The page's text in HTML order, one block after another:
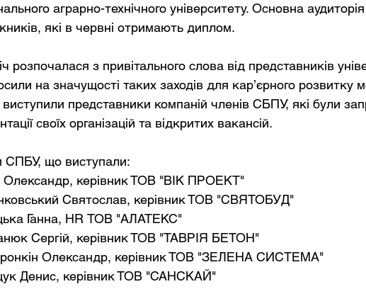
аграрно-технічного університету. Основна
які в червні отримають диплом.
розпочалася з привітального слова від представників
на значущості таких заходів для кар’єрного розвитку
виступили представники компаній членів СБПУ, які були
своїх організацій та відкритих вакансій.
СПБУ, що виступали:
керівник ТОВ "ВІК ПРОЕКТ"
Святослав, керівник ТОВ "СВЯТОБУД"
Ганна, HR ТОВ "АЛАТЕКС"
Сергій, керівник ТОВ "ТАВРІЯ БЕТОН"
Олександр, керівник ТОВ "ЗЕЛЕНА СИСТЕМА"
Денис, керівник ТОВ "САНСКАЙ"